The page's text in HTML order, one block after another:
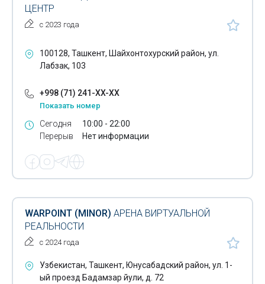
ЦЕНТР
с 2023 года
100128, Ташкент, Шайхонтохурский район, ул.
Лабзак, 103
+998 (71) 241-XX-XX
Показать номер
Сегодня
Перерыв
10:00 - 22:00
Нет информации
WARPOINT (MINOR) АРЕНА ВИРТУАЛЬНОЙ
РЕАЛЬНОСТИ
с 2024 года
Узбекистан, Ташкент, Юнусабадский район, ул. 1-
ый проезд Бадамзар йули, д. 72